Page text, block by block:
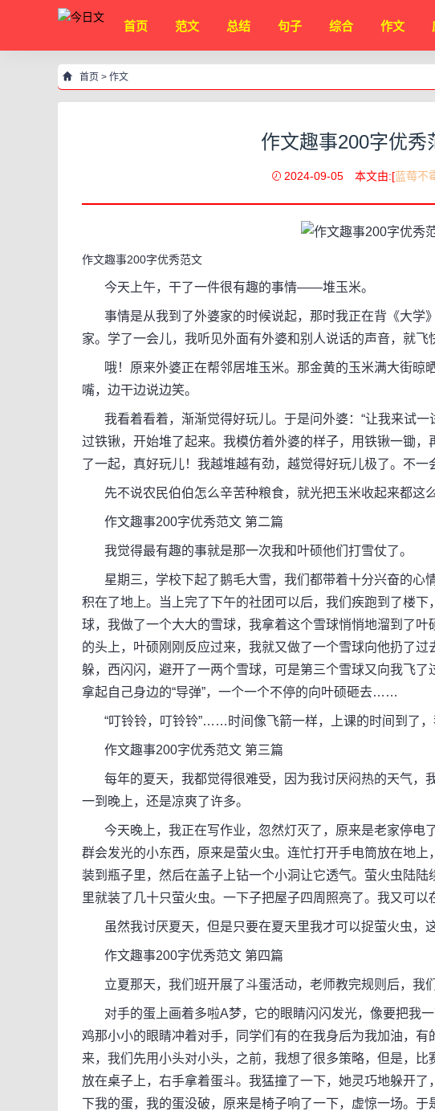
首页 范文 总结 句子 综合 作文
首页 > 作文
作文趣事200字优秀
2024-09-05 本文由:[蓝莓不
作文趣事200字优秀范文
今天上午，干了一件很有趣的事情——堆玉米。
事情是从我到了外婆家的时候说起，那时我正在背《大学
家。学了一会儿，我听见外面有外婆和别人说话的声音，就飞
哦！原来外婆正在帮邻居堆玉米。那金黄的玉米满大街晾
嘴，边干边说边笑。
我看着看着，渐渐觉得好玩儿。于是问外婆：“让我来试一
过铁锹，开始堆了起来。我模仿着外婆的样子，用铁锹一锄
了一起，真好玩儿！我越堆越有劲，越觉得好玩儿极了。不一
先不说农民伯伯怎么辛苦种粮食，就光把玉米收起来都这
作文趣事200字优秀范文 第二篇
我觉得最有趣的事就是那一次我和叶硕他们打雪仗了。
星期三，学校下起了鹅毛大雪，我们都带着十分兴奋的心
积在了地上。当上完了下午的社团可以后，我们疾跑到了楼
球，我做了一个大大的雪球，我拿着这个雪球悄悄地溜到了
的头上，叶硕刚刚反应过来，我就又做了一个雪球向他扔了
躲，西闪闪，避开了一两个雪球，可是第三个雪球又向我飞
拿起自己身边的“导弹”，一个一个不停的向叶硕砸去……
“叮铃铃，叮铃铃”……时间像飞箭一样，上课的时间到了，
作文趣事200字优秀范文 第三篇
每年的夏天，我都觉得很难受，因为我讨厌闷热的天气，
一到晚上，还是凉爽了许多。
今天晚上，我正在写作业，忽然灯灭了，原来是老家停电
群会发光的小东西，原来是萤火虫。连忙打开手电筒放在地
装到瓶子里，然后在盖子上钻一个小洞让它透气。萤火虫陆
里就装了几十只萤火虫。一下子把屋子四周照亮了。我又可以
虽然我讨厌夏天，但是只要在夏天里我才可以捉萤火虫，这
作文趣事200字优秀范文 第四篇
立夏那天，我们班开展了斗蛋活动，老师教完规则后，我
对手的蛋上画着多啦A梦，它的眼睛闪闪发光，像要把我
鸡那小小的眼睛冲着对手，同学们有的在我身后为我加油，
来，我们先用小头对小头，之前，我想了很多策略，但是，
放在桌子上，右手拿着蛋斗。我猛撞了一下，她灵巧地躲开了
下我的蛋，我的蛋没破，原来是椅子响了一下，虚惊一场。